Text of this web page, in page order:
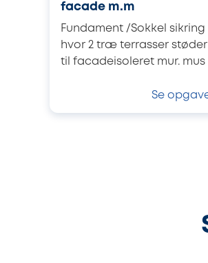
facade m.m
Fundament /Sokkel sikring
hvor 2 træ terrasser
til facadeisoleret mur. mus
Se